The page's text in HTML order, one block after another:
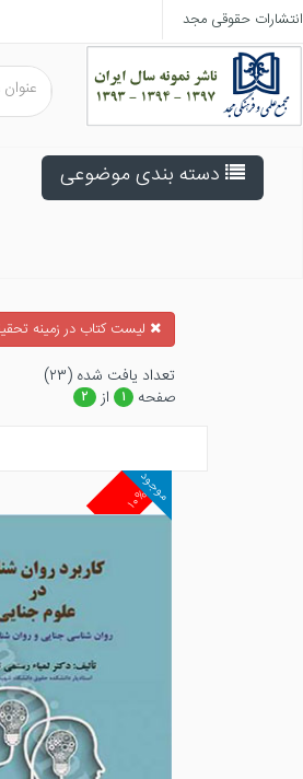
انتشارات حقوقی مجد
دسته بندی موضوعی
ليست كتاب در زمينه
تعداد يافت شده (۲۳)
صفحه
۱ از ۲
۱۰%
موجود